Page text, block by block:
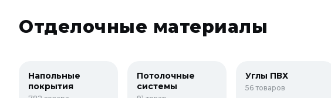
Отделочные материалы
Напольные
покрытия
Потолочные
системы
Углы ПВХ
56 товаров